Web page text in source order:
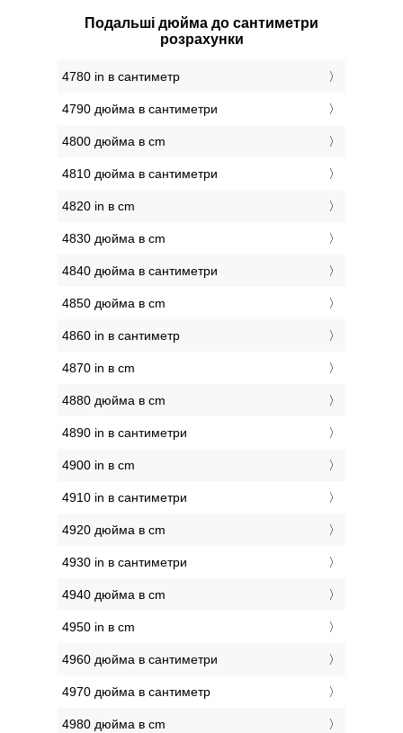
Подальші дюйма до сантиметри
розрахунки
4780 in в сантиметр
4790 дюйма в сантиметри
4800 дюйма в cm
4810 дюйма в сантиметри
4820 in в cm
4830 дюйма в cm
4840 дюйма в сантиметри
4850 дюйма в cm
4860 in в сантиметр
4870 in в cm
4880 дюйма в cm
4890 in в сантиметри
4900 in в cm
4910 in в сантиметри
4920 дюйма в cm
4930 in в сантиметри
4940 дюйма в cm
4950 in в cm
4960 дюйма в сантиметри
4970 дюйма в сантиметр
4980 дюйма в cm